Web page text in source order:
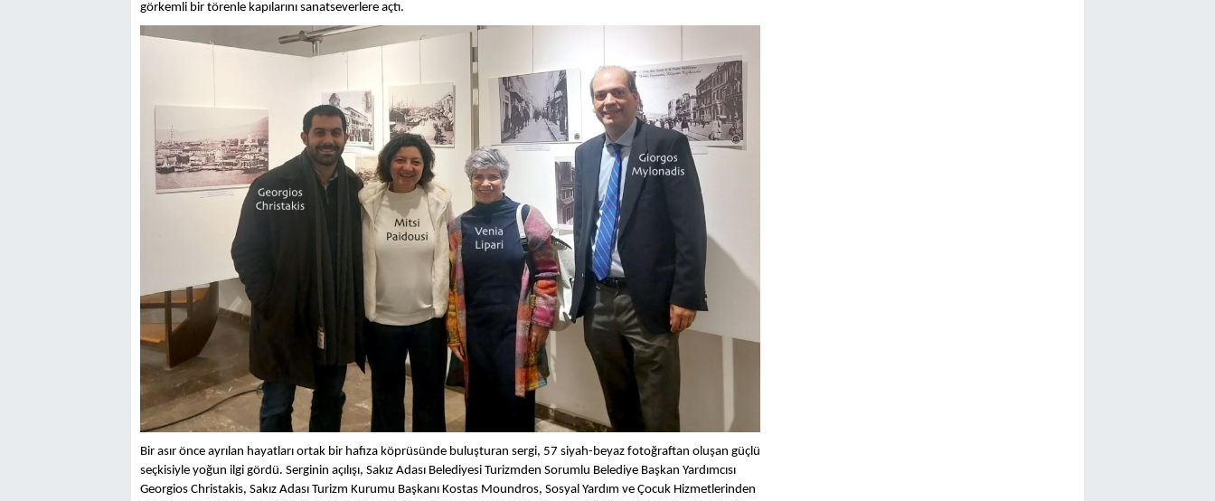
görkemli bir törenle kapılarını sanatseverlere açtı.
Bir asır önce ayrılan hayatları ortak bir hafıza köprüsünde buluşturan sergi, 57 siyah-beyaz fotoğraftan oluşan güçlü
seçkisiyle yoğun ilgi gördü. Serginin açılışı, Sakız Adası Belediyesi Turizmden Sorumlu Belediye Başkan Yardımcısı
Georgios Christakis, Sakız Adası Turizm Kurumu Başkanı Kostas Moundros, Sosyal Yardım ve Çocuk Hizmetlerinden